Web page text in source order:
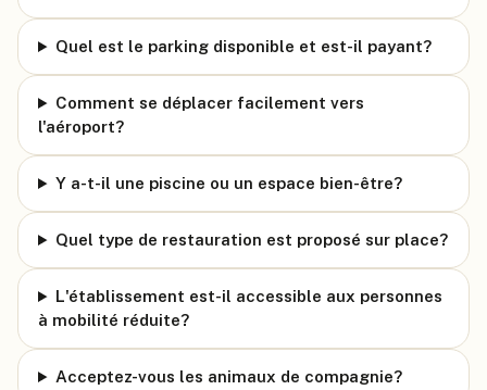
Quel est le parking disponible et est-il payant?
Comment se déplacer facilement vers
l'aéroport?
Y a-t-il une piscine ou un espace bien-être?
Quel type de restauration est proposé sur place?
L'établissement est-il accessible aux personnes
à mobilité réduite?
Acceptez-vous les animaux de compagnie?